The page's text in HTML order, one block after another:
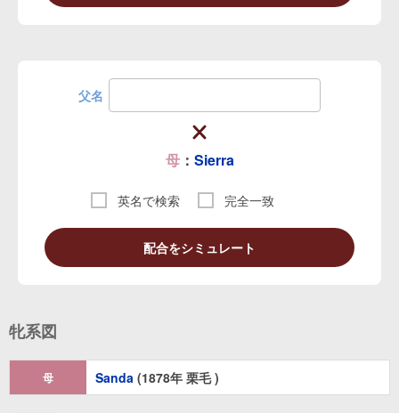
父名
母： Sierra
英名で検索 完全一致
配合をシミュレート
牝系図
母 Sanda (1878年 栗毛 )